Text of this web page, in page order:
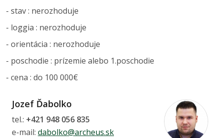
- stav : nerozhoduje
- loggia : nerozhoduje
- orientácia : nerozhoduje
- poschodie : prízemie alebo 1.poschodie
- cena : do 100 000€
Jozef Ďabolko
tel.: +421 948 056 835
e-mail: dabolko@archeus.sk